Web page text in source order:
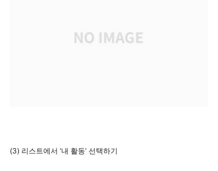
(3) 리스트에서 ‘내 활동’ 선택하기